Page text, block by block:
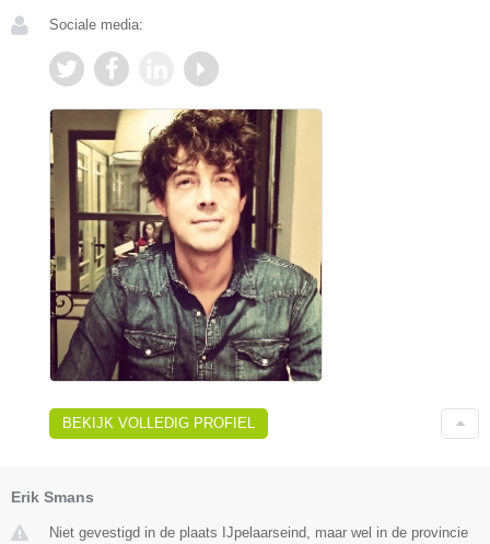
Sociale media:
BEKIJK VOLLEDIG PROFIEL
Erik Smans
Niet gevestigd in de plaats IJpelaarseind, maar wel in de provincie